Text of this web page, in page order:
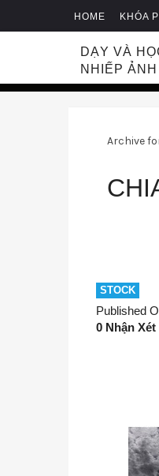
HOME KHÓA
DẠY VÀ
NHIẾP
Archive
STOCK
Published
0 Nhận Xét